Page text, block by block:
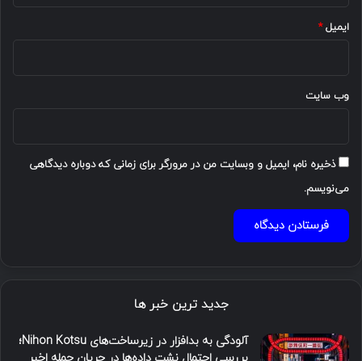
ایمیل*
وب‌ سایت
ذخیره نام، ایمیل و وبسایت من در مرورگر برای زمانی که دوباره دیدگاهی
می‌نویسم.
جدید ترین خبر ها
آلودگی به بدافزار در زیرساخت‌های Nihon Kotsu؛